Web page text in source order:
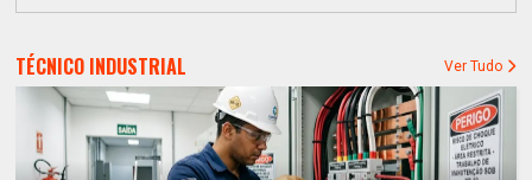
TÉCNICO INDUSTRIAL Ver Tudo